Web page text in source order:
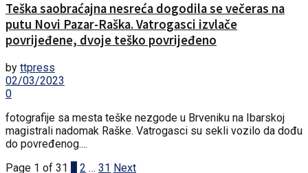
Teška saobraćajna nesreća dogodila se večeras na
putu Novi Pazar-Raška. Vatrogasci izvlače
povrijeđene, dvoje teško povrijeđeno
by ttpress
02/03/2023
0
fotografije sa mesta teške nezgode u Brveniku na Ibarskoj
magistrali nadomak Raške. Vatrogasci su sekli vozilo da dođu
do povređenog....
Page 1 of 31 1 2 … 31 Next